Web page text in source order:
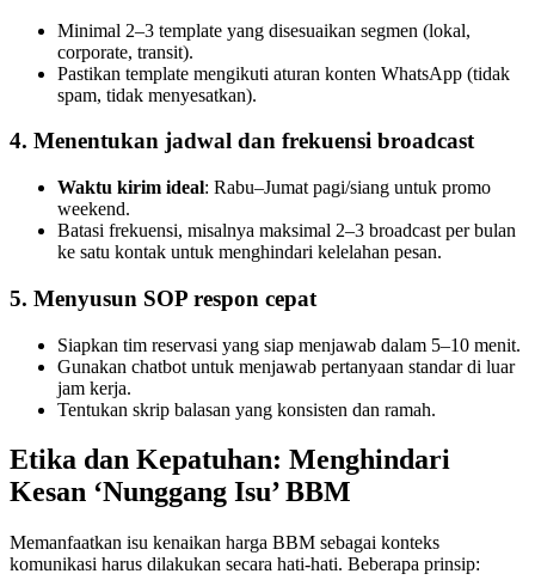
Minimal 2–3 template yang disesuaikan segmen (lokal,
corporate, transit).
Pastikan template mengikuti aturan konten WhatsApp (tidak
spam, tidak menyesatkan).
4. Menentukan jadwal dan frekuensi broadcast
Waktu kirim ideal: Rabu–Jumat pagi/siang untuk promo
weekend.
Batasi frekuensi, misalnya maksimal 2–3 broadcast per bulan
ke satu kontak untuk menghindari kelelahan pesan.
5. Menyusun SOP respon cepat
Siapkan tim reservasi yang siap menjawab dalam 5–10 menit.
Gunakan chatbot untuk menjawab pertanyaan standar di luar
jam kerja.
Tentukan skrip balasan yang konsisten dan ramah.
Etika dan Kepatuhan: Menghindari
Kesan ‘Nunggang Isu’ BBM
Memanfaatkan isu kenaikan harga BBM sebagai konteks
komunikasi harus dilakukan secara hati-hati. Beberapa prinsip: